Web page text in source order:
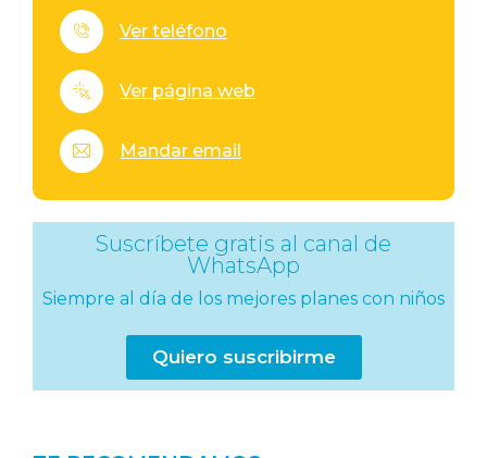
Ver teléfono
Ver página web
Mandar email
Suscríbete gratis al canal de
WhatsApp
Siempre al día de los mejores planes con niños
Quiero suscribirme